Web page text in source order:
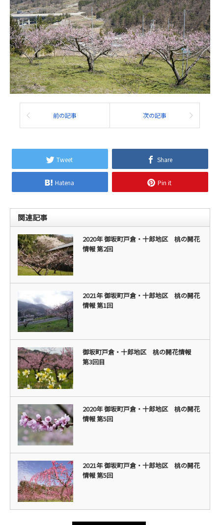
前の記事 次の記事
Tweet Share
Hatena Pin it
関連記事
2020年 御坂町戸倉・十郎地区 桃の開花
情報 第2回
2021年 御坂町戸倉・十郎地区 桃の開花
情報 第1回
御坂町戸倉・十郎地区 桃の開花情報
第3回目
2020年 御坂町戸倉・十郎地区 桃の開花
情報 第5回
2021年 御坂町戸倉・十郎地区 桃の開花
情報 第5回